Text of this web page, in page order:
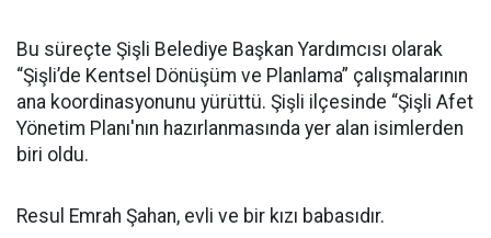
Bu süreçte Şişli Belediye Başkan Yardımcısı olarak
“Şişli’de Kentsel Dönüşüm ve Planlama” çalışmalarının
ana koordinasyonunu yürüttü. Şişli ilçesinde “Şişli Afet
Yönetim Planı'nın hazırlanmasında yer alan isimlerden
biri oldu.
Resul Emrah Şahan, evli ve bir kızı babasıdır.